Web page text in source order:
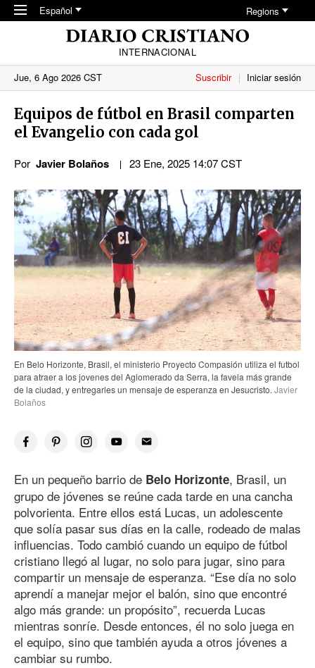
Skip to main content
Español Regions
INTERNACIONAL
Jue, 6 Ago 2026 CST
Suscribir Iniciar sesión
Equipos de fútbol en Brasil comparten
el Evangelio con cada gol
Por Javier Bolaños 23 Ene, 2025 14:07 CST
En Belo Horizonte, Brasil, el ministerio Proyecto Compasión utiliza el futbol
para atraer a los jovenes del Aglomerado da Serra, la favela más grande
de la ciudad, y entregarles un mensaje de esperanza en Jesucristo. Javier
Bolaños
En un pequeño barrio de Belo Horizonte, Brasil, un
grupo de jóvenes se reúne cada tarde en una cancha
polvorienta. Entre ellos está Lucas, un adolescente
que solía pasar sus días en la calle, rodeado de malas
influencias. Todo cambió cuando un equipo de fútbol
cristiano llegó al lugar, no solo para jugar, sino para
compartir un mensaje de esperanza. “Ese día no solo
aprendí a manejar mejor el balón, sino que encontré
algo más grande: un propósito”, recuerda Lucas
mientras sonríe. Desde entonces, él no solo juega en
el equipo, sino que también ayuda a otros jóvenes a
cambiar su rumbo.